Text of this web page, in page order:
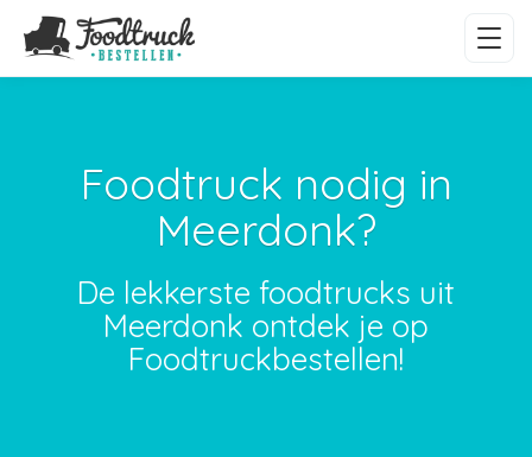
Foodtruck nodig in
Meerdonk?
De lekkerste foodtrucks uit
Meerdonk ontdek je op
Foodtruckbestellen!